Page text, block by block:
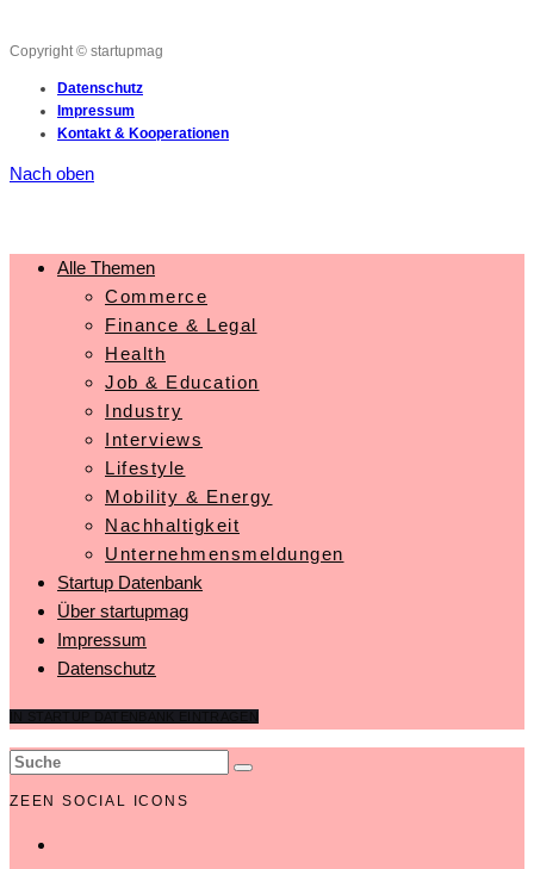
Copyright © startupmag
Datenschutz
Impressum
Kontakt & Kooperationen
Nach oben
Alle Themen
Commerce
Finance & Legal
Health
Job & Education
Industry
Interviews
Lifestyle
Mobility & Energy
Nachhaltigkeit
Unternehmensmeldungen
Startup Datenbank
Über startupmag
Impressum
Datenschutz
ZEEN SOCIAL ICONS